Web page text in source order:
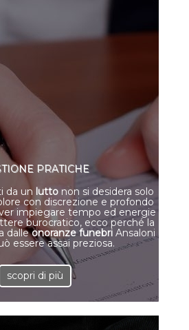
PRATICHE
da un lutto non si desidera solo
con discrezione e profondo
impiegare tempo ed energie
burocratico, ecco perché la
dalleonoranze funebriAnsaloni
essere assai preziosa.